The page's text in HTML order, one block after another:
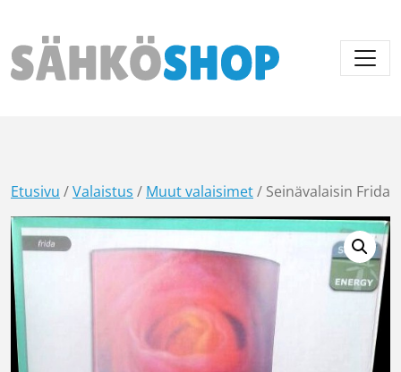
Päävalikko
Etusivu /Valaistus / Muut valaisimet/ Seinävalaisin Frida